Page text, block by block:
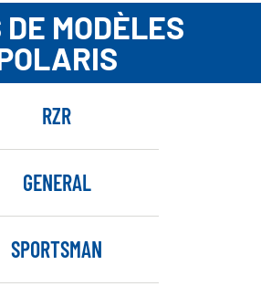
MODÈLES
RZR
GENERAL
SPORTSMAN